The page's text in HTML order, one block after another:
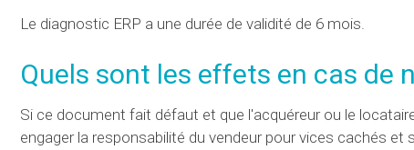
Le diagnostic ERP a une durée de validité de 6 mois.
Quels sont les effets en cas de
Si ce document fait défaut et que l'acquéreur ou le
engager la responsabilité du vendeur pour vices cachés